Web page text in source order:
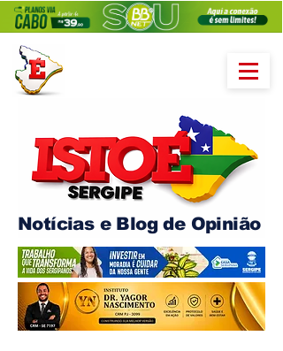
Notícias e Blog de Opinião